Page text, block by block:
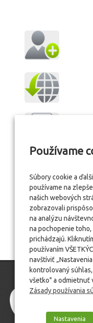
Používame
Súbory cookie a
používame na
našich webových
zobrazovali
na analýzu
na pochopenie toho,
prichádzajú.
používaním
navštíviť
kontrolovaný
všetko" a odmietnuť
Zásady používania
Nastavenia